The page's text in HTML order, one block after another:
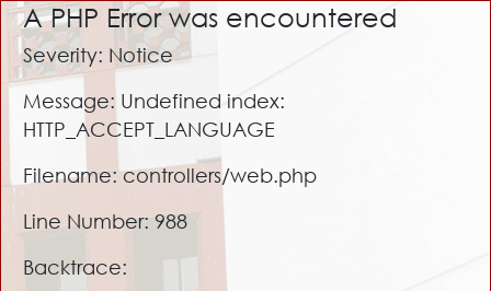
A PHP Error was encountered
Severity: Notice
Message: Undefined index:
HTTP_ACCEPT_LANGUAGE
Filename: controllers/web.php
Line Number: 988
Backtrace: